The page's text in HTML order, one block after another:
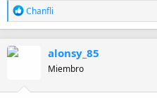
R
e
a
n
Chanfli
alonsy_85
Miembro